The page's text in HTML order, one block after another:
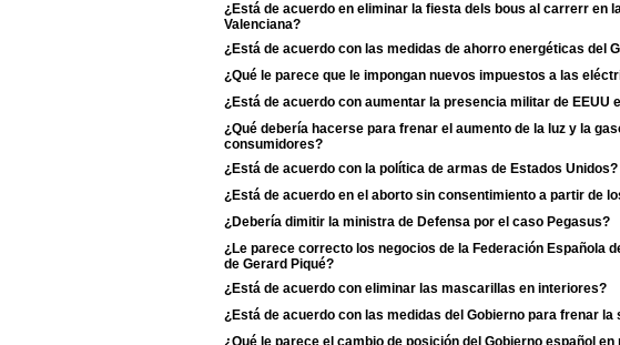
¿Está de acuerdo en eliminar la fiesta dels bous al carrerr en
Valenciana?
¿Está de acuerdo con las medidas de ahorro energéticas del
¿Qué le parece que le impongan nuevos impuestos a las
¿Está de acuerdo con aumentar la presencia militar de EEUU
¿Qué debería hacerse para frenar el aumento de la luz y la
consumidores?
¿Está de acuerdo con la política de armas de Estados Unidos?
¿Está de acuerdo en el aborto sin consentimiento a partir de
¿Debería dimitir la ministra de Defensa por el caso Pegasus?
¿Le parece correcto los negocios de la Federación Española
de Gerard Piqué?
¿Está de acuerdo con eliminar las mascarillas en interiores?
¿Está de acuerdo con las medidas del Gobierno para frenar la
¿Qué le parece el cambio de posición del Gobierno español en